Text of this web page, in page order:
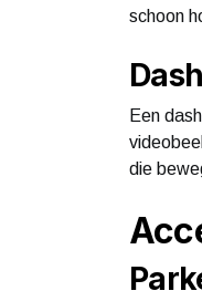
schoon
Een
die